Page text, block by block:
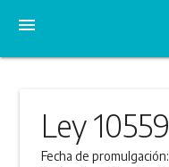
menu
Ley 10559
Fecha de promulgación: